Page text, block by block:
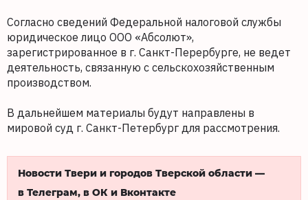
Согласно сведений Федеральной налоговой службы
юридическое лицо ООО «Абсолют»,
зарегистрированное в г. Санкт-Перербурге, не ведет
деятельность, связанную с сельскохозяйственным
производством.
В дальнейшем материалы будут направлены в
мировой суд г. Санкт-Петербург для рассмотрения.
Новости Твери и городов Тверской области —
в Телеграм, в ОК и Вконтакте